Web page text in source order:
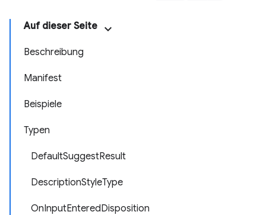
Auf dieser Seite
Beschreibung
Manifest
Beispiele
Typen
DefaultSuggestResult
DescriptionStyleType
OnInputEnteredDisposition